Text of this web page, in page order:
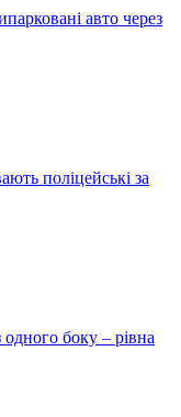
авто через
поліцейські за
боку – рівна